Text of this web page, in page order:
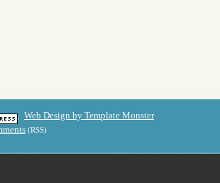
Web Design by Template Monster
(RSS)